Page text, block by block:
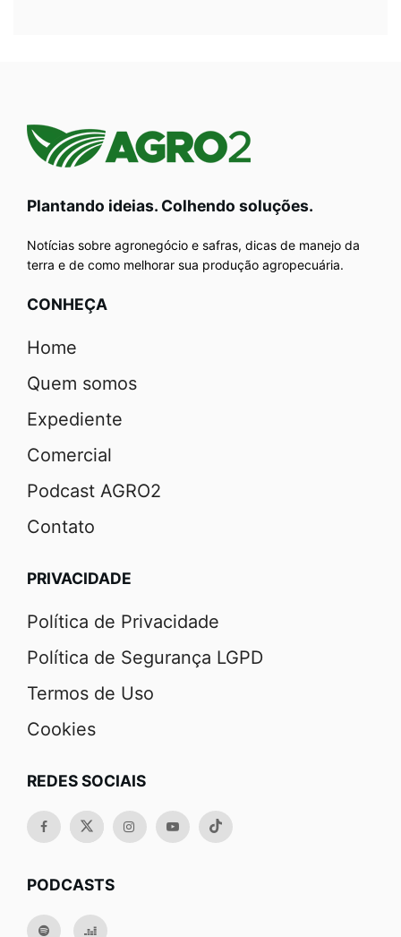
Plantando ideias. Colhendo soluções.
Notícias sobre agronegócio e safras, dicas de manejo da
terra e de como melhorar sua produção agropecuária.
CONHEÇA
Home
Quem somos
Expediente
Comercial
Podcast AGRO2
Contato
PRIVACIDADE
Política de Privacidade
Política de Segurança LGPD
Termos de Uso
Cookies
REDES SOCIAIS
PODCASTS